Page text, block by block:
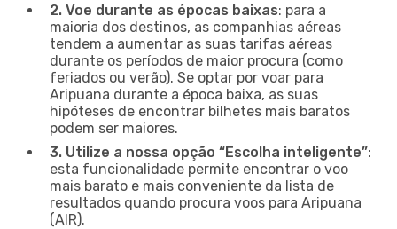
2. Voe durante as épocas baixas: para a
maioria dos destinos, as companhias aéreas
tendem a aumentar as suas tarifas aéreas
durante os períodos de maior procura (como
feriados ou verão). Se optar por voar para
Aripuana durante a época baixa, as suas
hipóteses de encontrar bilhetes mais baratos
podem ser maiores.
3. Utilize a nossa opção “Escolha inteligente”:
esta funcionalidade permite encontrar o voo
mais barato e mais conveniente da lista de
resultados quando procura voos para Aripuana
(AIR).